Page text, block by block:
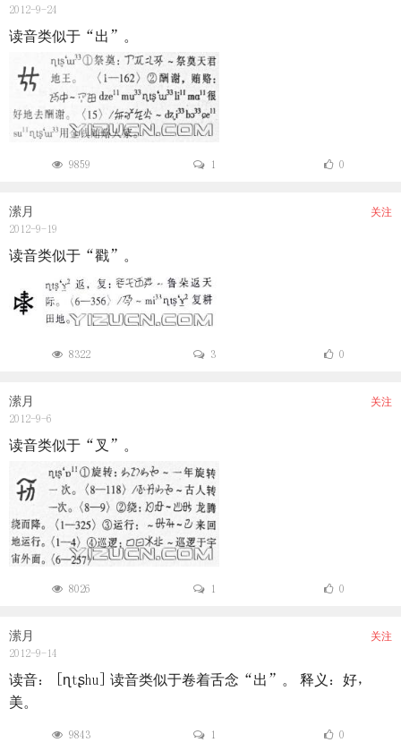
2012-9-24
读音类似于“出”。
9859 1 0
潆月
2012-9-19
关注
读音类似于“戳”。
8322 3 0
潆月
2012-9-6
关注
读音类似于“叉”。
8026 1 0
潆月
2012-9-14
关注
读音： [ɳtʂhu] 读音类似于卷着舌念“出”。 释义：好，
美。
9843 1 0